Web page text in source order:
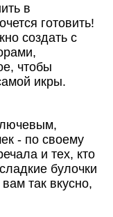
в
готовить!
создать с
чтобы
икры.
- по своему
и тех, кто
булочки
так вкусно,